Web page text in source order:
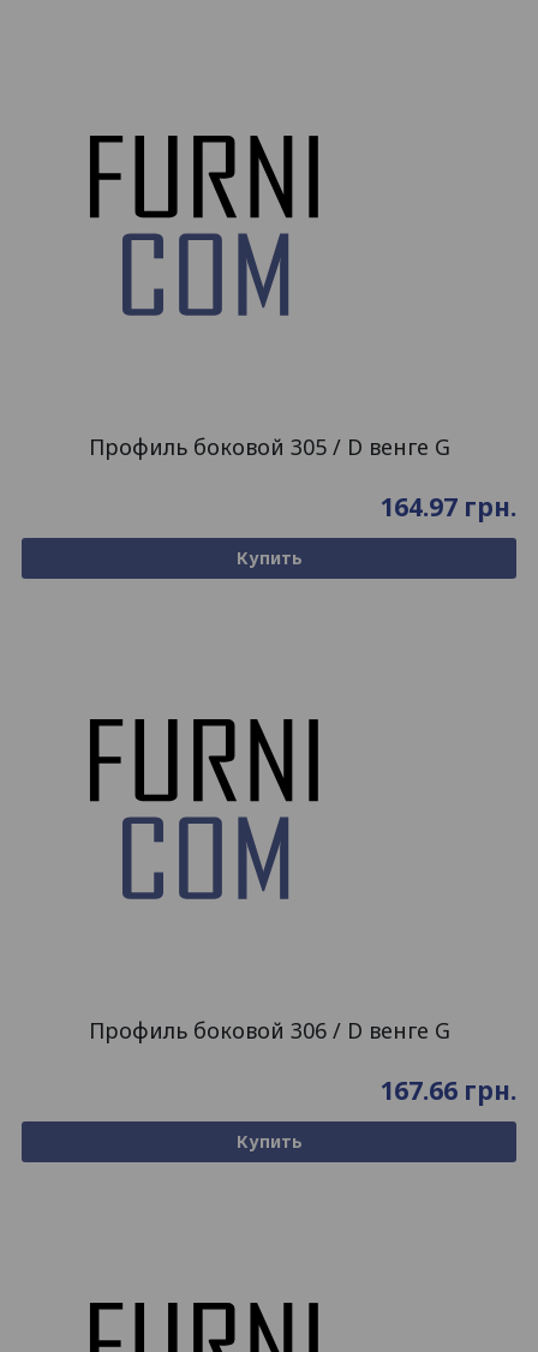
Профиль боковой 305 / D венге G
164.97 грн.
Купить
Профиль боковой 306 / D венге G
167.66 грн.
Купить